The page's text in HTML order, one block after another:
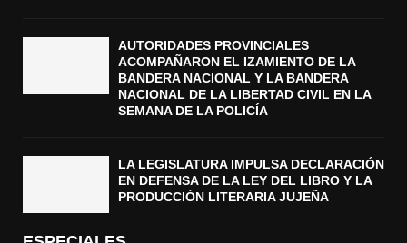
AUTORIDADES PROVINCIALES
ACOMPAÑARON EL IZAMIENTO DE LA
BANDERA NACIONAL Y LA BANDERA
NACIONAL DE LA LIBERTAD CIVIL EN LA
SEMANA DE LA POLICÍA
LA LEGISLATURA IMPULSA DECLARACIÓN
EN DEFENSA DE LA LEY DEL LIBRO Y LA
PRODUCCIÓN LITERARIA JUJEÑA